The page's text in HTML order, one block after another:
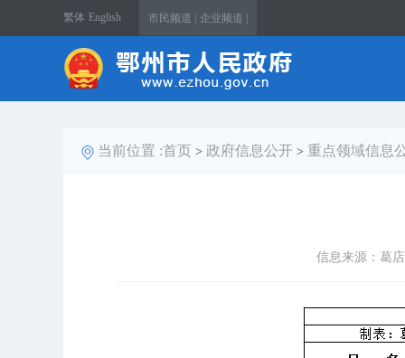
繁体 English 市民频道 | 企业频道 |
当前位置 :首页 > 政府信息公开 > 重点领域信息
信息来源：葛